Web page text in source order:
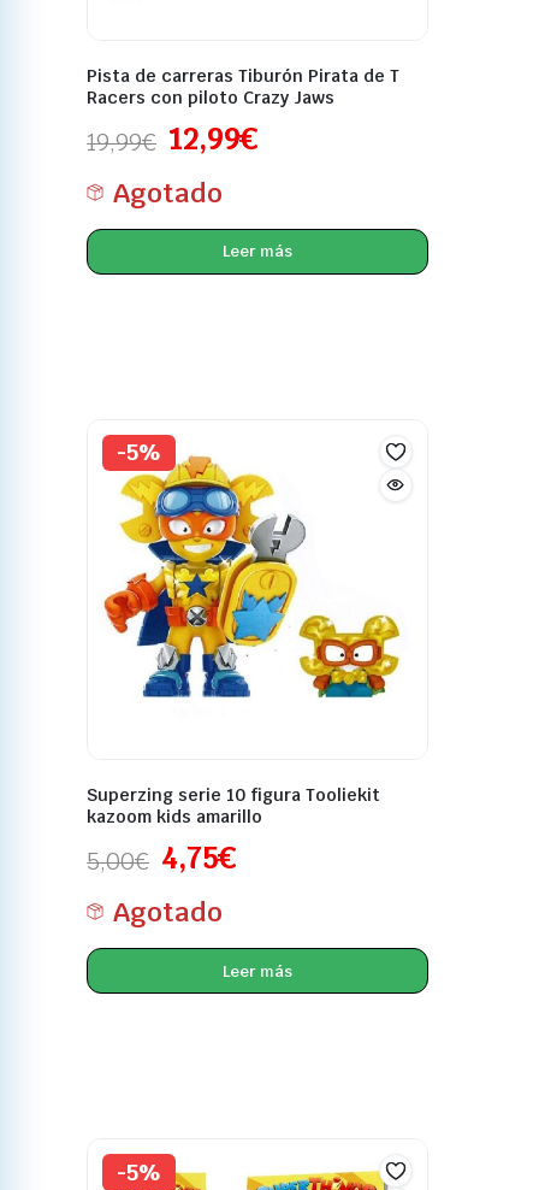
Pista de carreras Tiburón Pirata de T
Racers con piloto Crazy Jaws
19,99€ 12,99€
Agotado
Leer más
-5%
Superzing serie 10 figura Tooliekit
kazoom kids amarillo
5,00€ 4,75€
Agotado
Leer más
-5%